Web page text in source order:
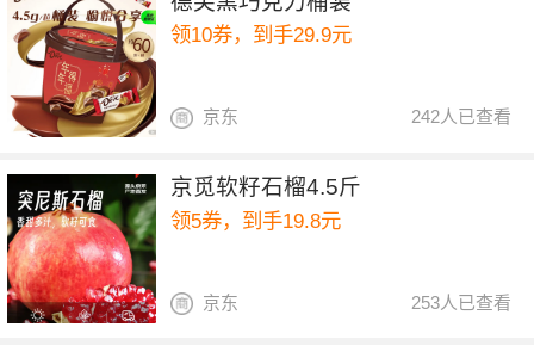
领10券，到手29.9元
242人已查看
京东
京觅软籽石榴4.5斤
领5券，到手19.8元
253人已查看
京东